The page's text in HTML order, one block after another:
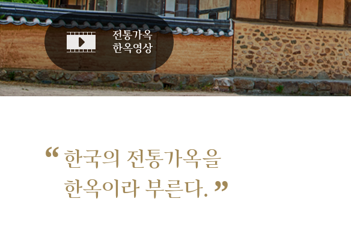
“ 한국의 전통가옥을
한옥이라 부른다. ”